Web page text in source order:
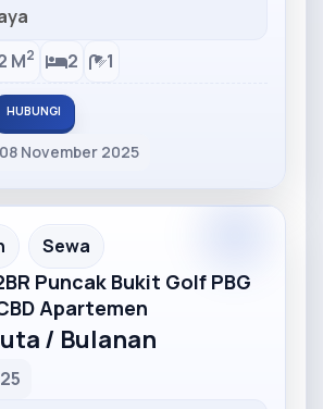
M2 2 1
HUBUNGI
November 2025
Sewa
Puncak Bukit Golf PBG
Apartemen
/ Bulanan